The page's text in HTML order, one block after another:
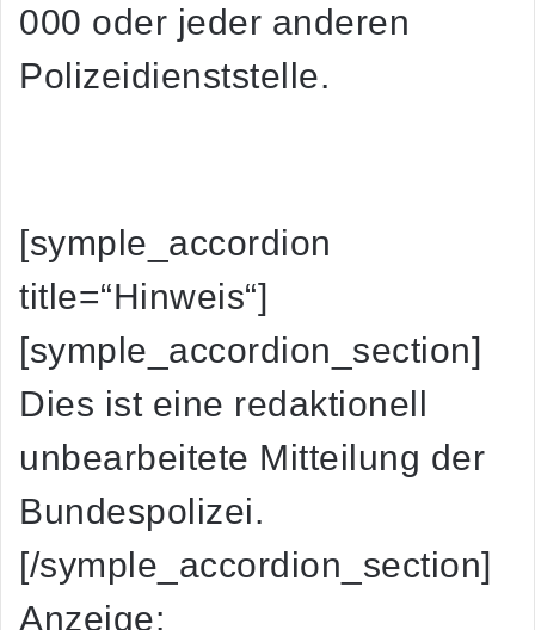
000 oder jeder anderen
Polizeidienststelle.
[symple_accordion
title=“Hinweis“]
[symple_accordion_section]
Dies ist eine redaktionell
unbearbeitete Mitteilung der
Bundespolizei.
[/symple_accordion_section]
Anzeige: